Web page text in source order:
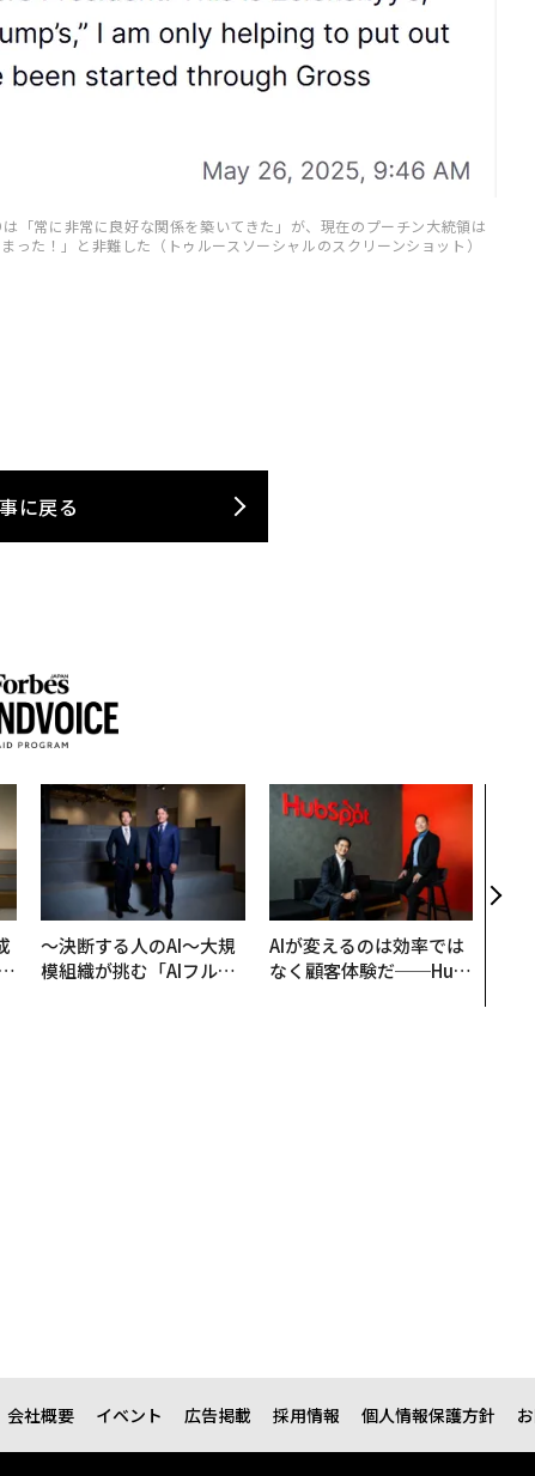
「常に非常に良好な関係を築いてきた」が、現在のプーチン大統領は
た！」と非難した（トゥルースソーシャルのスクリーンショット）
に戻る
〜決断する人のAI〜大規
模組織が挑む「AIフル実
AIが変えるのは効率では
なく顧客体験だ──Hub
伝
義
が
会社概要 イベント 広告掲載 採用情報 個人情報保護方針